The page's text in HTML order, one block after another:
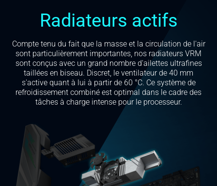
Radiateurs actifs
Compte tenu du fait que la masse et la circulation de l'air
sont particulièrement importantes, nos radiateurs VRM
sont conçus avec un grand nombre d'ailettes ultrafines
taillées en biseau. Discret, le ventilateur de 40 mm
s'active quant à lui à partir de 60 °C. Ce système de
refroidissement combiné est optimal dans le cadre des
tâches à charge intense pour le processeur.